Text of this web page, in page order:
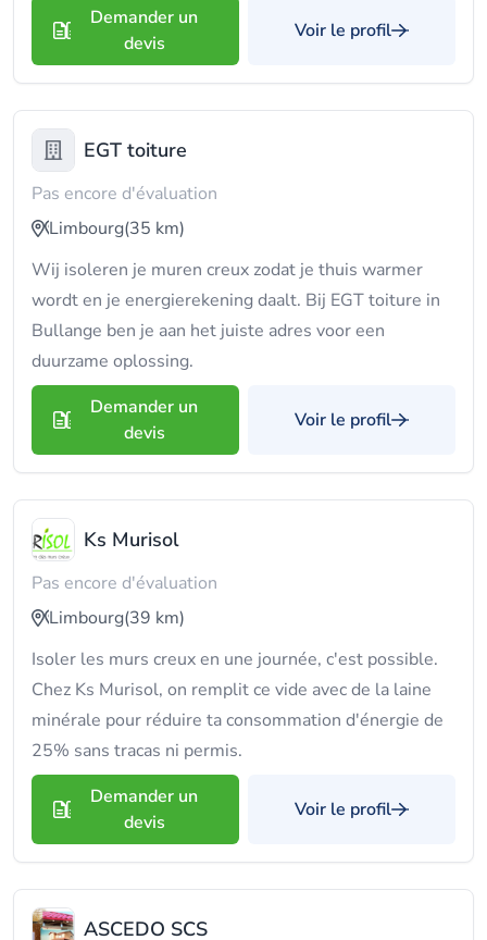
Demander un
devis
Voir le profil
EGT toiture
Pas encore d'évaluation
Limbourg(35 km)
Wij isoleren je muren creux zodat je thuis warmer
wordt en je energierekening daalt. Bij EGT toiture in
Bullange ben je aan het juiste adres voor een
duurzame oplossing.
Demander un
devis
Voir le profil
Ks Murisol
Pas encore d'évaluation
Limbourg(39 km)
Isoler les murs creux en une journée, c'est possible.
Chez Ks Murisol, on remplit ce vide avec de la laine
minérale pour réduire ta consommation d'énergie de
25% sans tracas ni permis.
Demander un
devis
Voir le profil
ASCEDO SCS